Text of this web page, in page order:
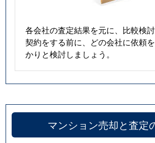
各会社の査定結果を元に、比較検討
契約をする前に、どの会社に依頼
かりと検討しましょう。
マンション売却と査定